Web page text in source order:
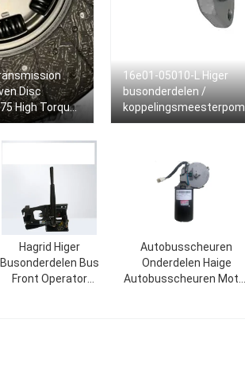
Disc
High Torque
Parts
16e01-05010-L Higer
busonderdelen /
Jinlong Yutong
Hagrid Higer
Busonderdelen Bus
Front Operator
Autobusscheuren
Onderdelen Haige
Autobusscheuren Motor